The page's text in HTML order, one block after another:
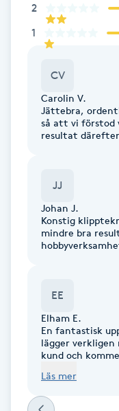
Extensions
Eyeliner-tatuering
Faceliftmassage
Fet hårbotten
2
1
CV
Carolin V.
Jättebra,
så att vi förstod
resultat
JJ
Johan J.
Konstig
mindre bra
EE
Elham E.
En fantastisk
lägger
kund och
även en varm
annat gott.
Läs mer